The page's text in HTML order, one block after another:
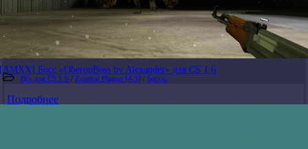
[AMXX] Босс «OberonBoss by Alexander» для CS 1.6
Все для CS 1.6 / Zombie Plague [4.3] / Боссы
Подробнее